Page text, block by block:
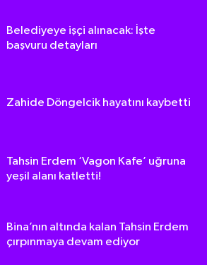
Belediyeye işçi alınacak: İşte
başvuru detayları
Zahide Döngelcik hayatını kaybetti
Tahsin Erdem ‘Vagon Kafe’ uğruna
yeşil alanı katletti!
Bina’nın altında kalan Tahsin Erdem
çırpınmaya devam ediyor